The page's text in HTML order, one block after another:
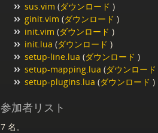
sus.vim (ダウンロード )
ginit.vim (ダウンロード )
init.vim (ダウンロード )
init.lua (ダウンロード )
setup-line.lua (ダウンロード )
setup-mapping.lua (ダウンロード
setup-plugins.lua (ダウンロード )
参加者リスト
7 名。